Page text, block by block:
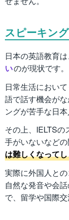
スピーキン
日本の英語教育は
いのが現状です。
日常生活におい
語で話す機会が
ングが苦手な日本
その上、IELTS
手がいないなどの
は難しくなって
実際に外国人と
自然な発音や会
で、留学や国際